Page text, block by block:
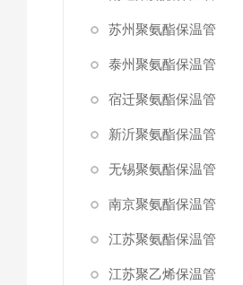
苏州聚氨酯保温管
泰州聚氨酯保温管
宿迁聚氨酯保温管
新沂聚氨酯保温管
无锡聚氨酯保温管
南京聚氨酯保温管
江苏聚氨酯保温管
江苏聚乙烯保温管